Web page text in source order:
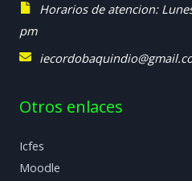
Horarios de atencion:
pm
Otros enlaces
Icfes
Moodle